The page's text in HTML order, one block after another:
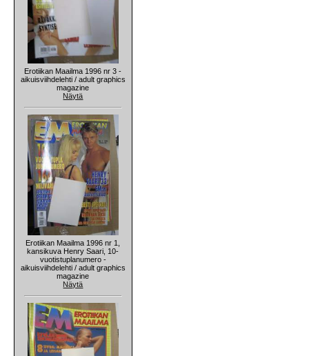
Erotiikan Maailma 1996 nr 3 -
aikuisviihdelehti / adult graphics
magazine
Näytä
Erotiikan Maailma 1996 nr 1,
kansikuva Henry Saari, 10-
vuotistuplanumero -
aikuisviihdelehti / adult graphics
magazine
Näytä